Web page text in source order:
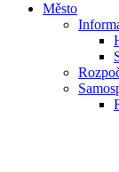
Město